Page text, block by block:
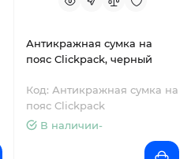
Антикражная сумка на
пояс Clickpack, черный
Код: Антикражная сумка на
пояс Clickpack
В наличии-